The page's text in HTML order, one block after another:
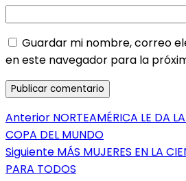
Guardar mi nombre, correo
en este navegador para la
Navegación
de
entradas
Anterior Entrada
anterior:
NORTEAMÉRICA LE DA
COPA DEL MUNDO
Siguiente Entrada
siguiente:
MÁS MUJERES EN LA
PARA TODOS